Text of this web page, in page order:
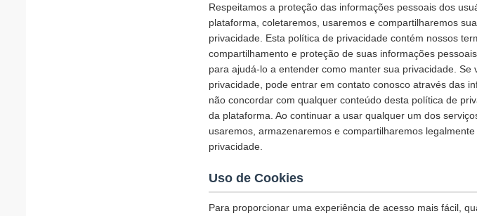
Respeitamos a proteção das informações pessoais dos
plataforma, coletaremos, usaremos e compartilharemos
privacidade. Esta política de privacidade contém nossos
compartilhamento e proteção de suas informações
para ajudá-lo a entender como manter sua privacidade.
privacidade, pode entrar em contato conosco através das
não concordar com qualquer conteúdo desta política de
da plataforma. Ao continuar a usar qualquer um dos
usaremos, armazenaremos e compartilharemos
privacidade.
Uso de Cookies
Para proporcionar uma experiência de acesso mais fácil,